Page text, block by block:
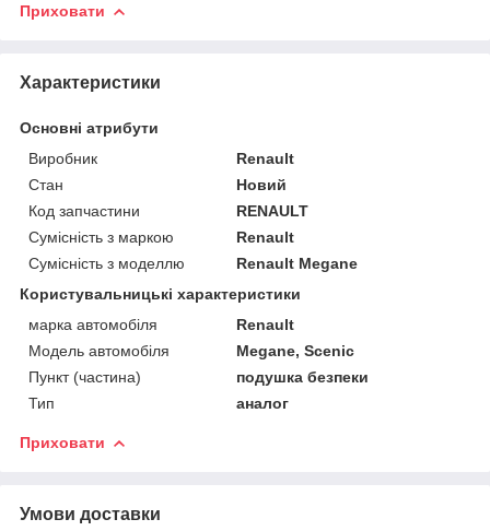
Приховати
Характеристики
Основні атрибути
Виробник
Renault
Стан
Новий
Код запчастини
RENAULT
Сумісність з маркою
Renault
Сумісність з моделлю
Renault Megane
Користувальницькі характеристики
марка автомобіля
Renault
Модель автомобіля
Megane, Scenic
Пункт (частина)
подушка безпеки
Тип
аналог
Приховати
Умови доставки